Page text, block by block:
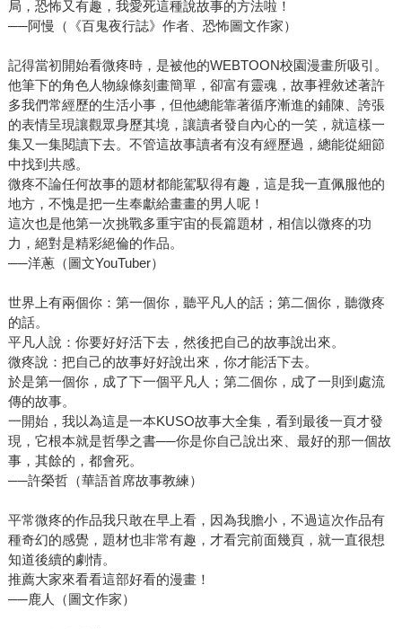
局，恐怖又有趣，我愛死這種說故事的方法啦！
──阿慢（《百鬼夜行誌》作者、恐怖圖文作家）
記得當初開始看微疼時，是被他的WEBTOON校園漫畫所吸引。
他筆下的角色人物線條刻畫簡單，卻富有靈魂，故事裡敘述著許
多我們常經歷的生活小事，但他總能靠著循序漸進的鋪陳、誇張
的表情呈現讓觀眾身歷其境，讓讀者發自內心的一笑，就這樣一
集又一集閱讀下去。不管這故事讀者有沒有經歷過，總能從細節
中找到共感。
微疼不論任何故事的題材都能駕馭得有趣，這是我一直佩服他的
地方，不愧是把一生奉獻給畫畫的男人呢！
這次也是他第一次挑戰多重宇宙的長篇題材，相信以微疼的功
力，絕對是精彩絕倫的作品。
──洋蔥（圖文YouTuber）
世界上有兩個你：第一個你，聽平凡人的話；第二個你，聽微疼
的話。
平凡人說：你要好好活下去，然後把自己的故事說出來。
微疼說：把自己的故事好好說出來，你才能活下去。
於是第一個你，成了下一個平凡人；第二個你，成了一則到處流
傳的故事。
一開始，我以為這是一本KUSO故事大全集，看到最後一頁才發
現，它根本就是哲學之書──你是你自己說出來、最好的那一個故
事，其餘的，都會死。
──許榮哲（華語首席故事教練）
平常微疼的作品我只敢在早上看，因為我膽小，不過這次作品有
種奇幻的感覺，題材也非常有趣，才看完前面幾頁，就一直很想
知道後續的劇情。
推薦大家來看看這部好看的漫畫！
──鹿人（圖文作家）